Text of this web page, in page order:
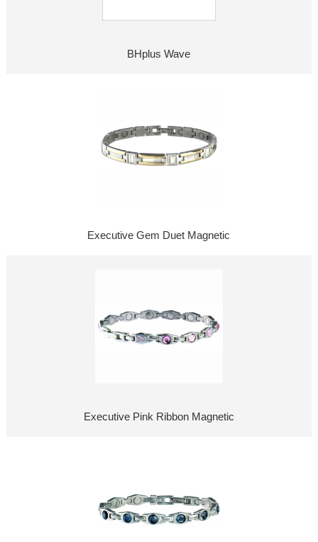
BHplus Wave
Executive Gem Duet Magnetic
Executive Pink Ribbon Magnetic